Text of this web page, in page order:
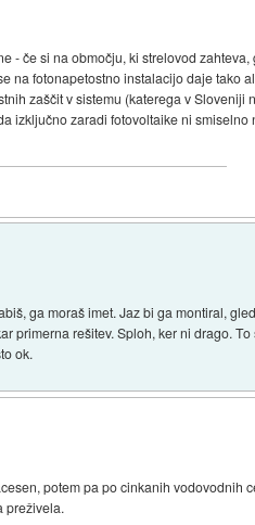
- če si na območju, ki strelovod
na fotonapetostno instalacijo daje tako
zaščit v sistemu (katerega v
izključno zaradi fotovoltaike ni
ga moraš imet. Jaz bi ga montiral,
primerna rešitev. Sploh, ker ni drago.
ok.
potem pa po cinkanih
preživela.